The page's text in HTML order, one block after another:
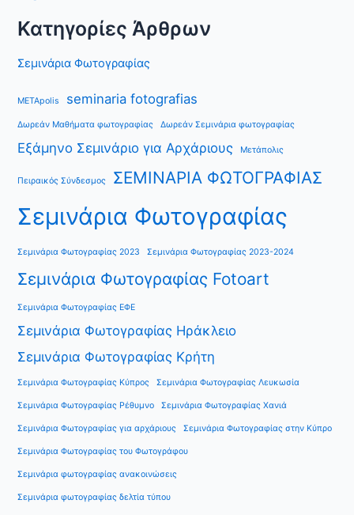
Κατηγορίες Άρθρων
Σεμινάρια Φωτογραφίας
METApolis seminaria fotografias
Δωρεάν Μαθήματα φωτογραφίας Δωρεάν Σεμινάρια φωτογραφίας
Εξάμηνο Σεμινάριο για Αρχάριους Μετάπολις
Πειραικός Σύνδεσμος ΣΕΜΙΝΑΡΙΑ ΦΩΤΟΓΡΑΦΙΑΣ
Σεμινάρια Φωτογραφίας
Σεμινάρια Φωτογραφίας 2023 Σεμινάρια Φωτογραφίας 2023-2024
Σεμινάρια Φωτογραφίας Fotoart
Σεμινάρια Φωτογραφίας ΕΦΕ
Σεμινάρια Φωτογραφίας Ηράκλειο
Σεμινάρια Φωτογραφίας Κρήτη
Σεμινάρια Φωτογραφίας Κύπρος Σεμινάρια Φωτογραφίας Λευκωσία
Σεμινάρια Φωτογραφίας Ρέθυμνο Σεμινάρια Φωτογραφίας Χανιά
Σεμινάρια Φωτογραφίας για αρχάριους Σεμινάρια Φωτογραφίας στην Κύπρο
Σεμινάρια Φωτογραφίας του Φωτογράφου
Σεμινάρια φωτογραφίας ανακοινώσεις
Σεμινάρια φωτογραφίας δελτία τύπου